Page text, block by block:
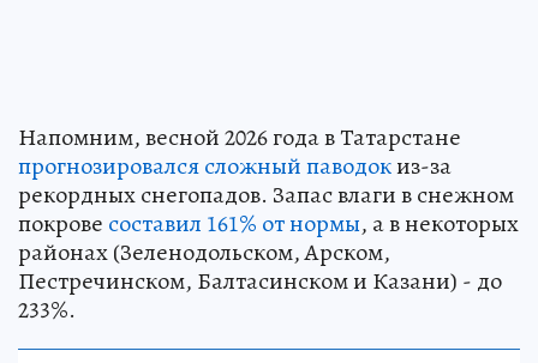
Напомним, весной 2026 года в Татарстане
прогнозировался сложный паводокиз-за
рекордных снегопадов. Запас влаги в снежном
покрове составил 161% от нормы, а в некоторых
районах (Зеленодольском, Арском,
Пестречинском, Балтасинском и Казани) - до
233%.